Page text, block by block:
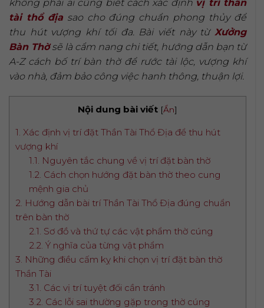
không phải ai cũng biết cách xác định vị trí thần
tài thổ địasao cho đúng chuẩn phong thủy để
thu hút vượng khí tối đa. Bài viết này từ Xưởng
Bàn Thờsẽ là cẩm nang chi tiết, hướng dẫn bạn từ
A-Z cách bố trí bàn thờ để rước tài lộc, vượng khí
vào nhà, đảm bảo công việc hanh thông, thuận lợi.
Nội dung bài viết [Ẩn]
1. Xác định vị trí đặt Thần Tài Thổ Địa để thu hút
vượng khí
1.1. Nguyên tắc chung về vị trí đặt bàn thờ
1.2. Cách chọn hướng đặt bàn thờ theo cung
mệnh gia chủ
2. Hướng dẫn bài trí Thần Tài Thổ Địa đúng chuẩn
trên bàn thờ
2.1. Sơ đồ và thứ tự các vật phẩm thờ cúng
2.2. Ý nghĩa của từng vật phẩm
3. Những điều cấm kỵ khi chọn vị trí đặt bàn thờ
Thần Tài
3.1. Các vị trí tuyệt đối cần tránh
3.2. Các lỗi sai thường gặp trong thờ cúng